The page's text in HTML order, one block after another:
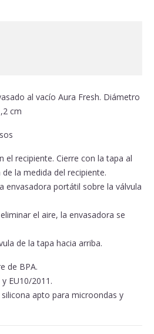
al vacío Aura Fresh. Diámetro
cm
el recipiente. Cierre con la tapa al
la medida del recipiente.
envasadora portátil sobre la válvula
el aire, la envasadora se
de la tapa hacia arriba.
de BPA.
EU10/2011.
silicona apto para microondas y